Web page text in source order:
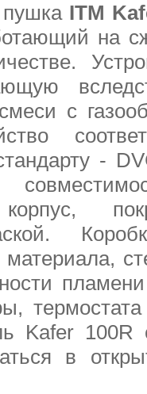
пушка ITM
на
с
-
материала,
термостата
Kafer
в